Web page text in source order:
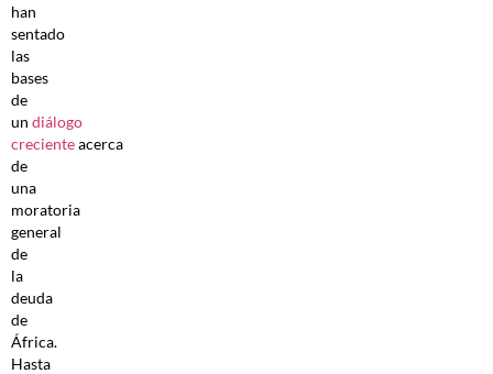
han
sentado
las
bases
de
un diálogo
crecienteacerca
de
una
moratoria
general
de
la
deuda
de
África.
Hasta